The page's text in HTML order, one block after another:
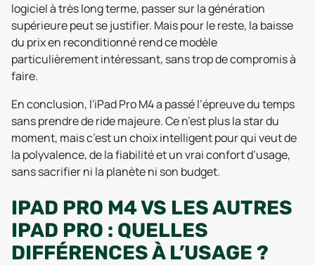
logiciel à très long terme, passer sur la génération
supérieure peut se justifier. Mais pour le reste, la baisse
du prix en reconditionné rend ce modèle
particulièrement intéressant, sans trop de compromis à
faire.
En conclusion, l'iPad Pro M4 a passé l’épreuve du temps
sans prendre de ride majeure. Ce n’est plus la star du
moment, mais c’est un choix intelligent pour qui veut de
la polyvalence, de la fiabilité et un vrai confort d’usage,
sans sacrifier ni la planète ni son budget.
IPAD PRO M4 VS LES AUTRES
IPAD PRO : QUELLES
DIFFÉRENCES À L’USAGE ?